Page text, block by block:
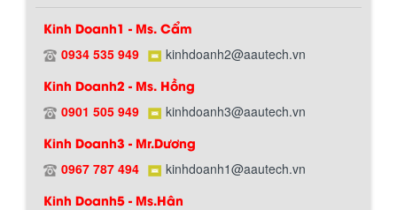
Kinh Doanh1 - Ms. Cẩm
0934 535 949 kinhdoanh2@aautech.vn
Kinh Doanh2 - Ms. Hồng
0901 505 949 kinhdoanh3@aautech.vn
Kinh Doanh3 - Mr.Dương
0967 787 494 kinhdoanh1@aautech.vn
Kinh Doanh5 - Ms.Hân